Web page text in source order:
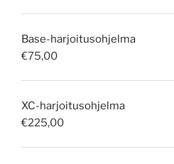
Base-harjoitusohjelma
€75,00
XC-harjoitusohjelma
€225,00